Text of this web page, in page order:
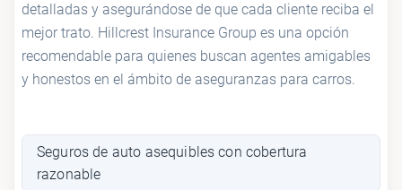
detalladas y asegurándose de que cada cliente reciba el
mejor trato. Hillcrest Insurance Group es una opción
recomendable para quienes buscan agentes amigables
y honestos en el ámbito de aseguranzas para carros.
Seguros de auto asequibles con cobertura
razonable